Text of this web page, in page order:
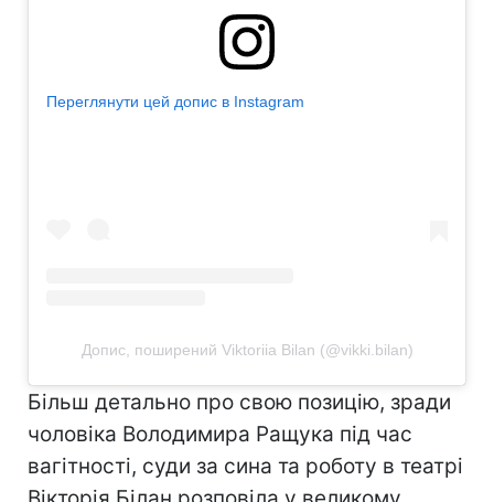
Переглянути цей допис в Instagram
Допис, поширений Viktoriia Bilan (@vikki.bilan)
Більш детально про свою позицію, зради
чоловіка Володимира Ращука під час
вагітності, суди за сина та роботу в театрі